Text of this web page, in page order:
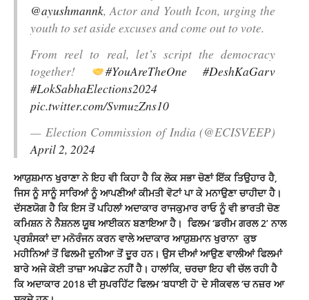
@ayushmannk, Actor and Youth Icon, urging the
youth to set aside excuses and come out to vote.
From reel to real, let’s script the democracy
together!
#YouAreTheOne
#DeshKaGarv
#LokSabhaElections2024
pic.twitter.com/SvmuzZns10
— Election Commission of India (@ECISVEEP)
April 2, 2024
ਆਯੁਸ਼ਮਾਨ ਖੁਰਾਣਾ ਨੇ ਇਹ ਵੀ ਕਿਹਾ ਹੈ ਕਿ ਲੋਕ ਸਭਾ ਚੋਣਾਂ ਇੱਕ ਤਿਉਹਾਰ ਹੈ,
ਜਿਸ ਨੂੰ ਸਾਨੂੰ ਸਾਰਿਆਂ ਨੂੰ ਆਪਣੀਆਂ ਕੀਮਤੀ ਵੋਟਾਂ ਪਾ ਕੇ ਮਨਾਉਣਾ ਚਾਹੀਦਾ ਹੈ।
ਦੱਸਣਯੋਗ ਹੈ ਕਿ ਇਸ ਤੋਂ ਪਹਿਲਾਂ ਅਦਾਕਾਰ ਰਾਜਕੁਮਾਰ ਰਾਓ ਨੂੰ ਵੀ ਭਾਰਤੀ ਚੋਣ
ਕਮਿਸ਼ਨ ਨੇ ਨੈਸ਼ਨਲ ਯੂਥ ਆਈਕਨ ਬਣਾਇਆ ਹੈ। ਫਿਲਮ ‘ਡਰੀਮ ਗਰਲ 2’ ਨਾਲ
ਪ੍ਰਸ਼ੰਸਕਾਂ ਦਾ ਮਨੋਰੰਜਨ ਕਰਨ ਵਾਲੇ ਅਦਾਕਾਰ ਆਯੁਸ਼ਮਾਨ ਖੁਰਾਨਾ ਕੁਝ
ਮਹੀਨਿਆਂ ਤੋਂ ਫਿਲਮੀ ਦੁਨੀਆ ਤੋਂ ਦੂਰ ਹਨ। ਉਸ ਦੀਆਂ ਆਉਣ ਵਾਲੀਆਂ ਫਿਲਮਾਂ
ਬਾਰੇ ਅਜੇ ਕੋਈ ਤਾਜ਼ਾ ਅਪਡੇਟ ਨਹੀਂ ਹੈ। ਹਾਲਾਂਕਿ, ਚਰਚਾ ਇਹ ਵੀ ਚੱਲ ਰਹੀ ਹੈ
ਕਿ ਅਦਾਕਾਰ 2018 ਦੀ ਸੁਪਰਹਿੱਟ ਫਿਲਮ ‘ਬਧਾਈ ਹੋ’ ਦੇ ਸੀਕਵਲ ‘ਚ ਨਜ਼ਰ ਆ